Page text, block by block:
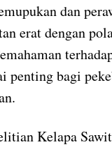
dan
erat dengan
penting bagi
Kelapa